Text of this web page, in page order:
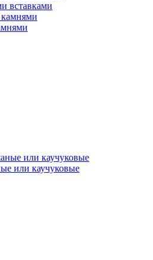
вставками
или каучуковые